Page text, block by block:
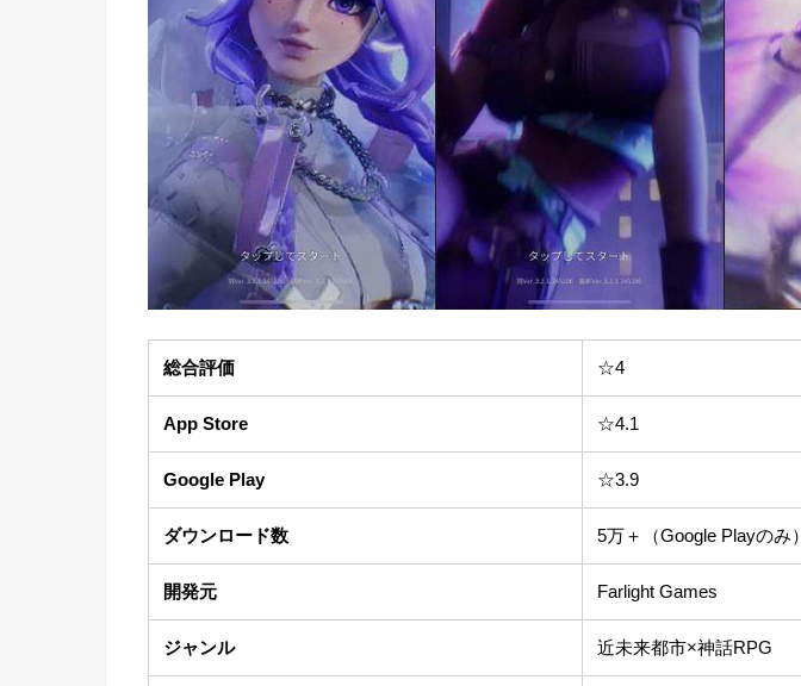
総合評価 ☆4
App Store ☆4.1
Google Play ☆3.9
ダウンロード数 5万＋（Google Playのみ）
開発元 Farlight Games
ジャンル 近未来都市×神話RPG